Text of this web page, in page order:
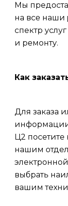
Мы
на все наши
спектр
и ремонту.
Как
Для заказа
Ц2
нашим
выбрать
вашим